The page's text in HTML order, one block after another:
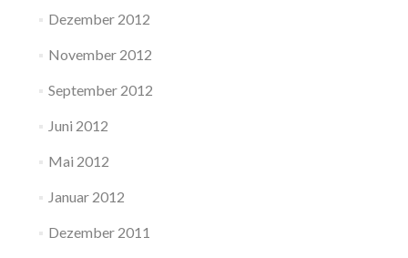
Dezember 2012
November 2012
September 2012
Juni 2012
Mai 2012
Januar 2012
Dezember 2011